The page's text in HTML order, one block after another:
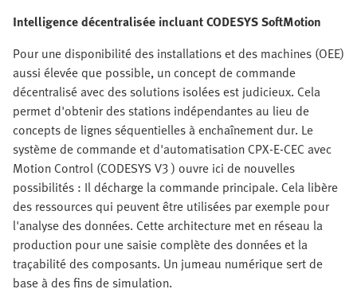
Intelligence décentralisée incluant CODESYS SoftMotion
Pour une disponibilité des installations et des machines (OEE)
aussi élevée que possible, un concept de commande
décentralisé avec des solutions isolées est judicieux. Cela
permet d'obtenir des stations indépendantes au lieu de
concepts de lignes séquentielles à enchaînement dur. Le
système de commande et d'automatisation CPX-E-CEC avec
Motion Control (CODESYS V3 ) ouvre ici de nouvelles
possibilités : Il décharge la commande principale. Cela libère
des ressources qui peuvent être utilisées par exemple pour
l'analyse des données. Cette architecture met en réseau la
production pour une saisie complète des données et la
traçabilité des composants. Un jumeau numérique sert de
base à des fins de simulation.